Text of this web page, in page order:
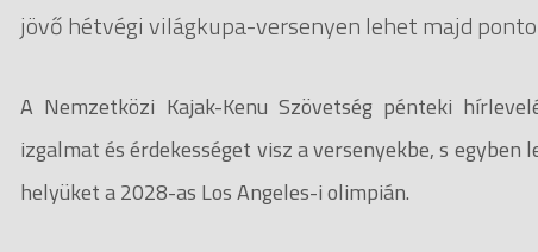
jövő hétvégi világkupa-versenyen lehet majd
A Nemzetközi Kajak-Kenu Szövetség pénteki
izgalmat és érdekességet visz a versenyekbe, s
helyüket a 2028-as Los Angeles-i olimpián.